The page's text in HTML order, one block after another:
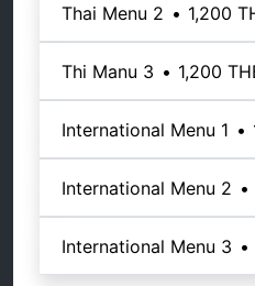
Thai Menu 2 • 1,200
Thi Manu 3 • 1,200
International Menu 1 •
International Menu 2 •
International Menu 3 •